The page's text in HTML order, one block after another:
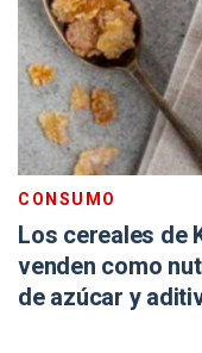
CONSUMO
Los cereales de
venden como
de azúcar y